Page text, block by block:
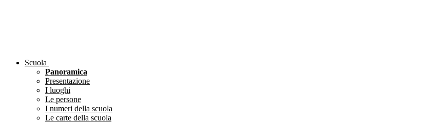
Scuola
Panoramica
Presentazione
I luoghi
Le persone
I numeri della scuola
Le carte della scuola